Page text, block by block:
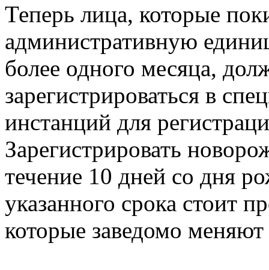
Теперь лица, которые
административную
более одного месяца,
зарегистрироваться в
инстанций для
Зарегистрировать
течение 10 дней со дня
указанного срока стоит
которые заведомо меняют